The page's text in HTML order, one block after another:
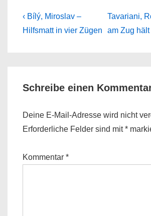
Beitragsnavigation
Previous
Post
‹ Bílý, Miroslav –
Hilfsmatt in vier Zügen
Next
Post
Tavariani,
am Zug hält
Schreibe einen
Deine E-Mail-Adresse wird nicht
Erforderliche Felder sind mit*
Kommentar *